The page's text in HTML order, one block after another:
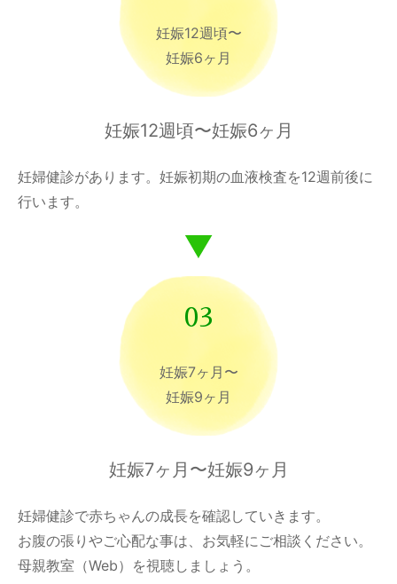
妊娠12週頃〜
妊娠6ヶ月
妊娠12週頃〜妊娠6ヶ月
妊婦健診があります。妊娠初期の血液検査を12週前後に
行います。
03
妊娠7ヶ月〜
妊娠9ヶ月
妊娠7ヶ月〜妊娠9ヶ月
妊婦健診で赤ちゃんの成長を確認していきます。
お腹の張りやご心配な事は、お気軽にご相談ください。
母親教室（Web）を視聴しましょう。